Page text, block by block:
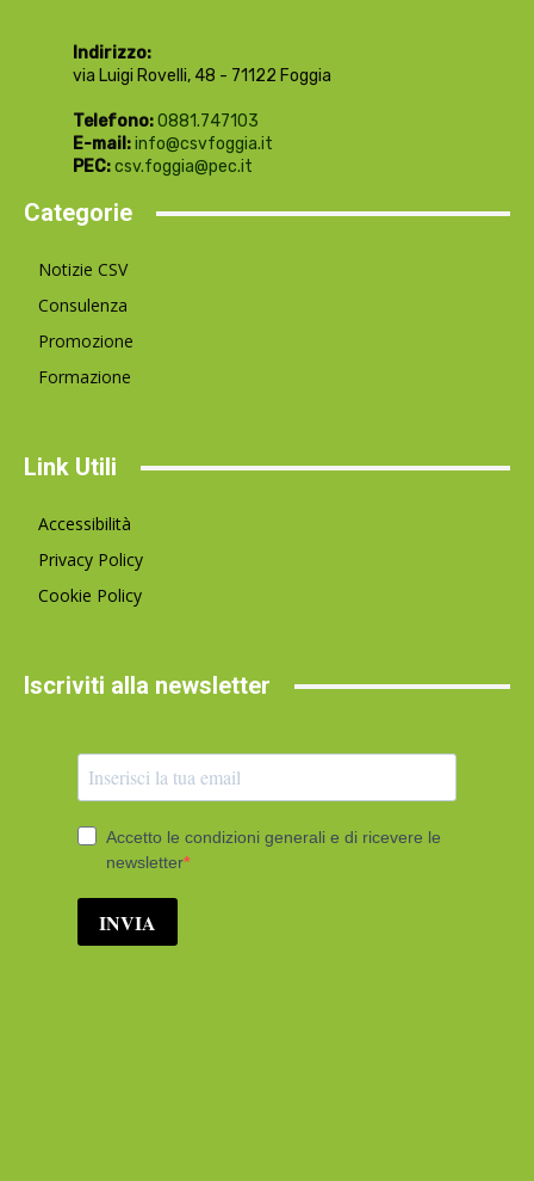
Indirizzo:
via Luigi Rovelli, 48 - 71122 Foggia
Telefono:0881.747103
E-mail:info@csvfoggia.it
PEC:csv.foggia@pec.it
Categorie
Notizie CSV
Consulenza
Promozione
Formazione
Link Utili
Accessibilità
Privacy Policy
Cookie Policy
Iscriviti alla newsletter